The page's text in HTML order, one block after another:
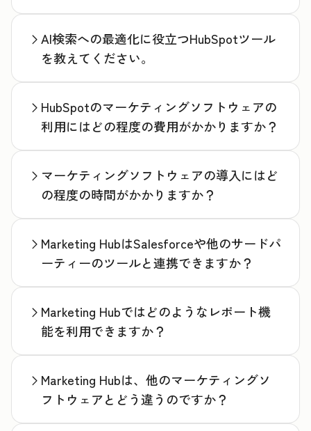
AI検索への最適化に役立つHubSpotツール
を教えてください。
HubSpotのマーケティングソフトウェアの
利用にはどの程度の費用がかかりますか？
マーケティングソフトウェアの導入にはど
の程度の時間がかかりますか？
Marketing HubはSalesforceや他のサードパ
ーティーのツールと連携できますか？
Marketing Hubではどのようなレポート機
能を利用できますか？
Marketing Hubは、他のマーケティングソ
フトウェアとどう違うのですか？